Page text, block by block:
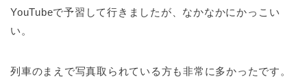
YouTubeで予習して行きましたが、なかなかにかっこい
い。
列車のまえで写真取られている方も非常に多かったです。